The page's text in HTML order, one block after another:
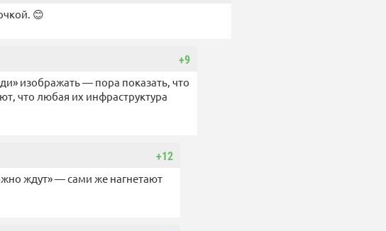
😊
+9
изображать — пора показать, что
что любая их инфраструктура
+12
ждут» — сами же нагнетают